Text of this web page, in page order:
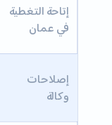
إتاحة التغطية
في عمان
إصلاحات
وكالة